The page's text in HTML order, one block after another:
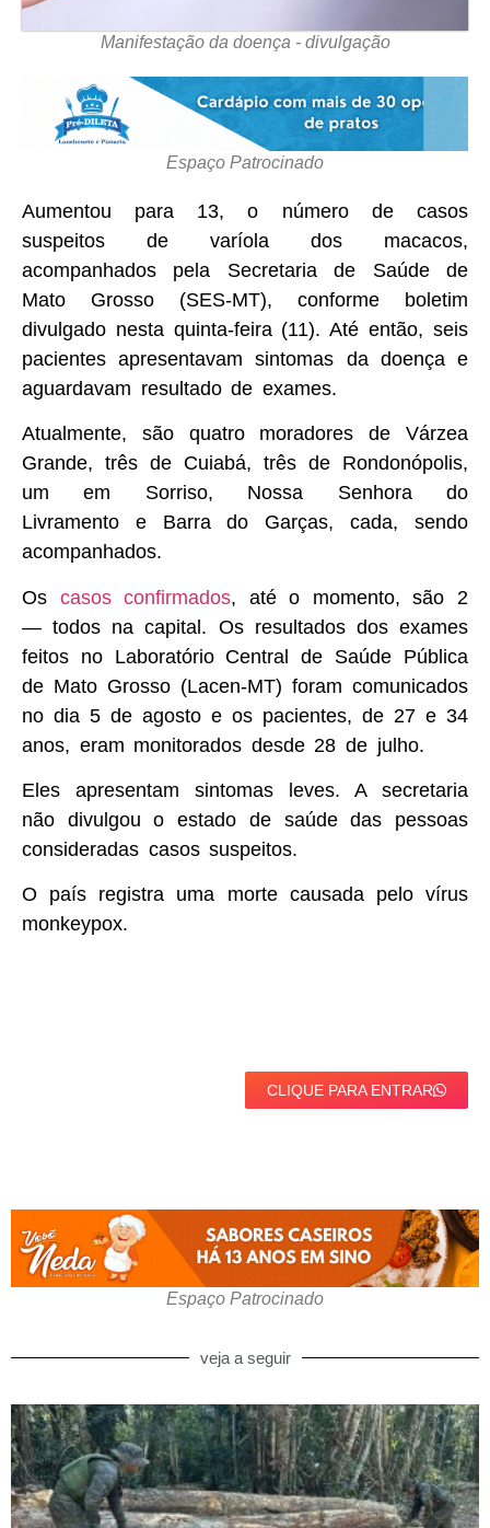
Manifestação da doença - divulgação
Espaço Patrocinado
Aumentou para 13, o número de casos
suspeitos de varíola dos macacos,
acompanhados pela Secretaria de Saúde de
Mato Grosso (SES-MT), conforme boletim
divulgado nesta quinta-feira (11). Até então, seis
pacientes apresentavam sintomas da doença e
aguardavam resultado de exames.
Atualmente, são quatro moradores de Várzea
Grande, três de Cuiabá, três de Rondonópolis,
um em Sorriso, Nossa Senhora do
Livramento e Barra do Garças, cada, sendo
acompanhados.
Os casos confirmados, até o momento, são 2
— todos na capital. Os resultados dos exames
feitos no Laboratório Central de Saúde Pública
de Mato Grosso (Lacen-MT) foram comunicados
no dia 5 de agosto e os pacientes, de 27 e 34
anos, eram monitorados desde 28 de julho.
Eles apresentam sintomas leves. A secretaria
não divulgou o estado de saúde das pessoas
consideradas casos suspeitos.
O país registra uma morte causada pelo vírus
monkeypox.
CLIQUE PARA ENTRAR
Espaço Patrocinado
veja a seguir